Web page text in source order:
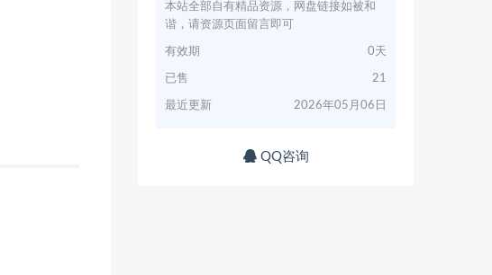
本站全部自有精品资源，网盘链接如被和
谐，请资源页面留言即可
有效期 0天
已售 21
最近更新 2026年05月06日
QQ咨询